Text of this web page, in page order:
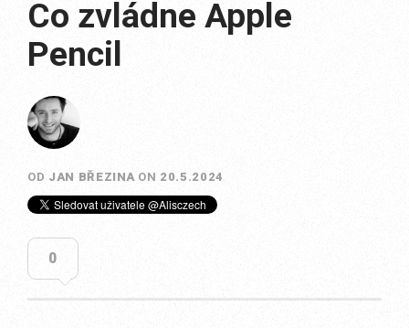
Co zvládne Apple
Pencil
OD JAN BŘEZINA ON 20.5.2024
0